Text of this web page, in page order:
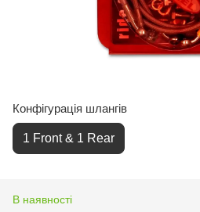
Конфігурація шлангів
1 Front & 1 Rear
В наявності